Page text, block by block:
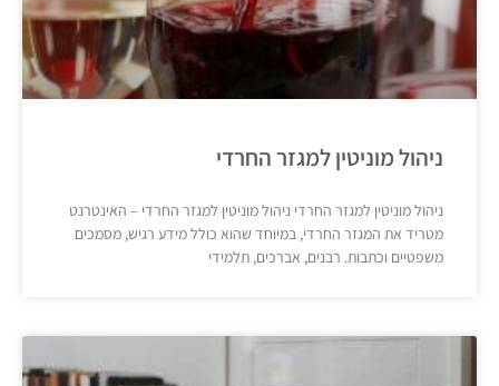
ניהול מוניטין למגזר החרדי
ניהול מוניטין למגזר החרדי ניהול מוניטין למגזר החרדי – האינטרנט
מטריד את המגזר החרדי, במיוחד שהוא כולל מידע רגיש, מסמכים
משפטיים וכתבות. רבנים, אברכים, תלמידי